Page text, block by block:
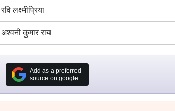
रवि लक्ष्मीप्रिया
अश्वनी कुमार राय
Add as a preferred
source on google